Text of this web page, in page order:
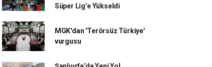
Süper Lig’e Yükseldi
MGK'dan 'Terörsüz Türkiye'
vurgusu